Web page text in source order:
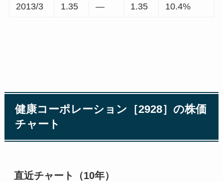
2013/3 1.35 ― 1.35 10.4%
健康コーポレーション［2928］の株価
チャート
直近チャート（10年）